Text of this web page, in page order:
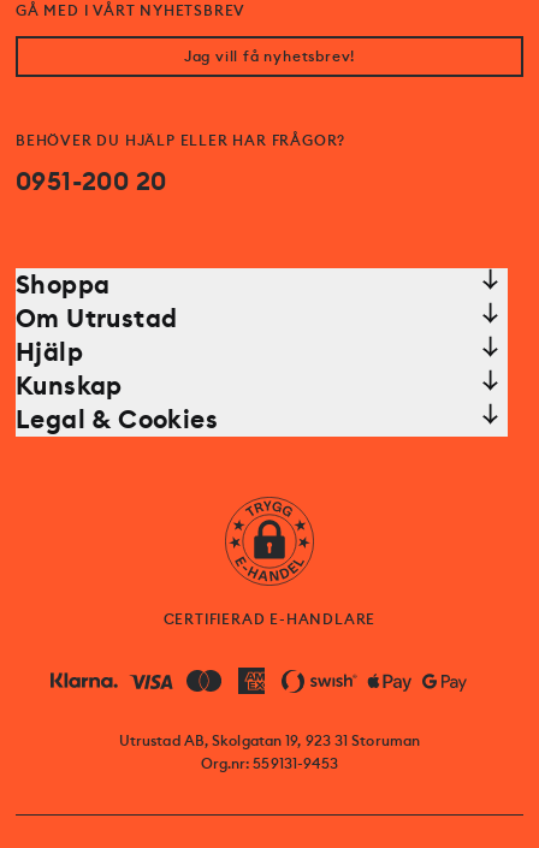
BEHÖVER DU HJÄLP ELLER HAR FRÅGOR?
0951-200 20
GÅ MED I VÅRT NYHETSBREV
Jag vill få nyhetsbrev!
Shoppa
Om Utrustad
Hjälp
Kunskap
Legal & Cookies
CERTIFIERAD E-HANDLARE
Utrustad AB, Skolgatan 19, 923 31 Storuman
Org.nr: 559131-9453